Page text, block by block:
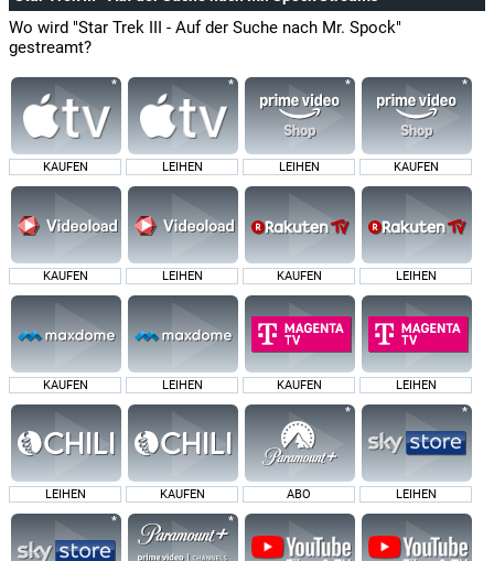
Wo wird "Star Trek III - Auf der Suche nach Mr. Spock"
gestreamt?
KAUFEN LEIHEN LEIHEN KAUFEN
KAUFEN LEIHEN KAUFEN LEIHEN
KAUFEN LEIHEN KAUFEN LEIHEN
LEIHEN KAUFEN ABO LEIHEN